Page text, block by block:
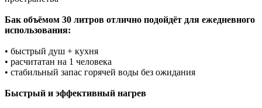
Бак объёмом 30 литров отлично подойдёт для ежедневного
использования:
• быстрый душ + кухня
• расчитатан на 1 человека
• стабильный запас горячей воды без ожидания
Быстрый и эффективный нагрев